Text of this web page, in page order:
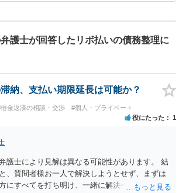
護士が回答したリボ払いの債務整理に
納、支払い期限延長は可能か？
金返済の相談・交渉 #個人・プライベート
役にたった 1
護士により見解は異なる可能性があります。 結
、質問者様お一人で解決しようとせず、まずは
にすべてを打ち明け、一緒に解決へ向かうのが